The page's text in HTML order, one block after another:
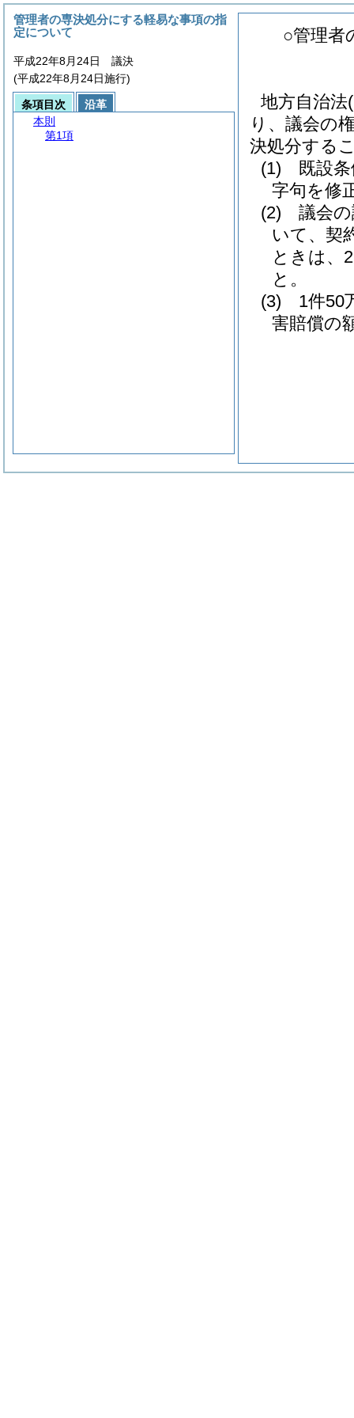
○管理者
地方自治法
り、議会の
決処分する
(1) 既設条
字句を修
(2) 議会の
いて、契
ときは、
と。
(3) 1件50
害賠償の
管理者の専決処分にする軽易な事項の指
定について
平成22年8月24日 議決
(平成22年8月24日施行)
条項目次
沿革
本則
第1項